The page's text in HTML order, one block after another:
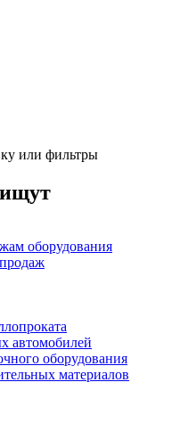
или фильтры
ищут
оборудования
автомобилей
оборудования
материалов